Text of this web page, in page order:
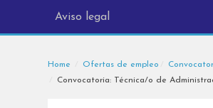
Aviso legal
Home Ofertas de empleo
Convocatoria: Técnica/o de